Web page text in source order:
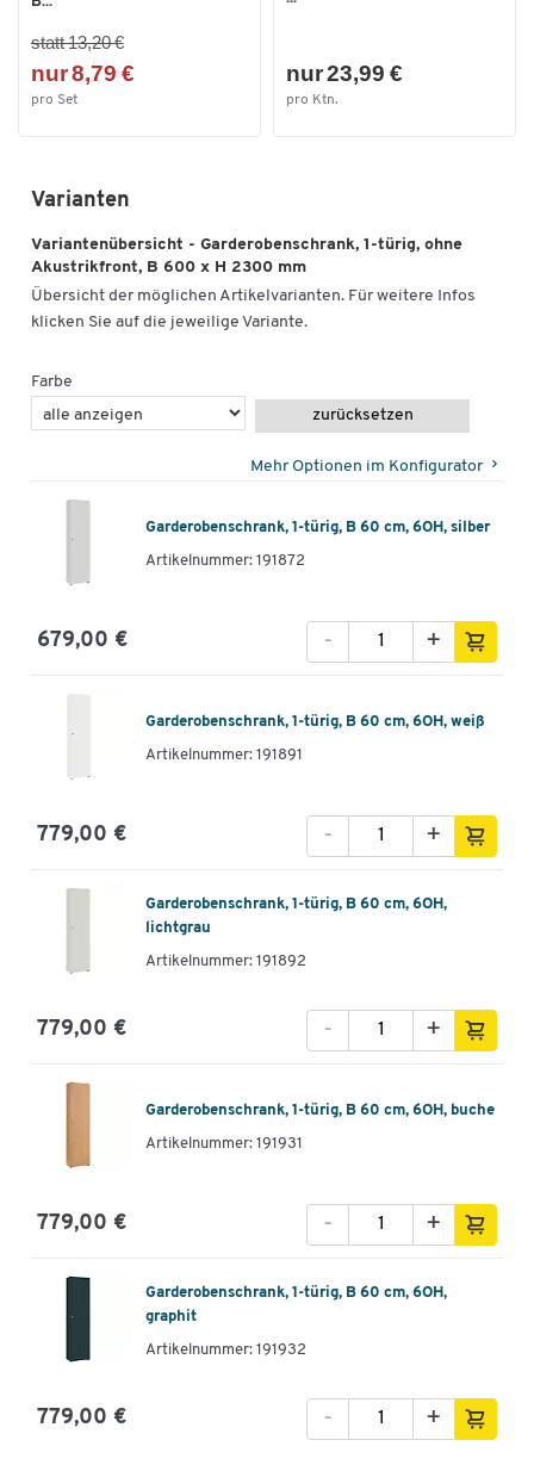
statt 13,20 €
nur 8,79 €
pro Set
nur 23,99 €
pro Ktn.
Varianten
Variantenübersicht - Garderobenschrank, 1-türig, ohne
Akustrikfront, B 600 x H 2300 mm
Übersicht der möglichen Artikelvarianten. Für weitere Infos
klicken Sie auf die jeweilige Variante.
Farbe
zurücksetzen
Mehr Optionen im Konfigurator
Garderobenschrank, 1-türig, B 60 cm, 6OH, silber
Artikelnummer: 191872
679,00 € +
-
Garderobenschrank, 1-türig, B 60 cm, 6OH, weiß
Artikelnummer: 191891
779,00 € +
-
Garderobenschrank, 1-türig, B 60 cm, 6OH,
lichtgrau
Artikelnummer: 191892
779,00 € +
-
Garderobenschrank, 1-türig, B 60 cm, 6OH, buche
Artikelnummer: 191931
779,00 € +
-
Garderobenschrank, 1-türig, B 60 cm, 6OH,
graphit
Artikelnummer: 191932
779,00 € +
-